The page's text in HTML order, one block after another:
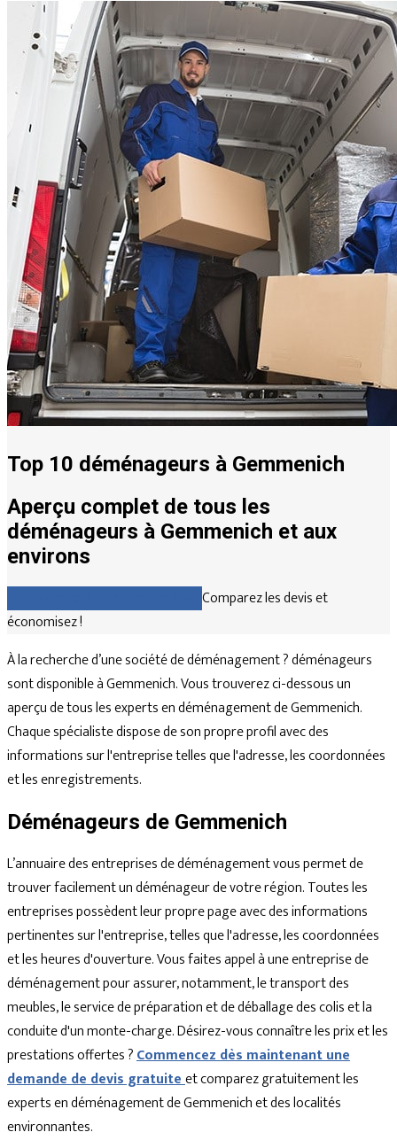
Top 10 déménageurs à Gemmenich
Aperçu complet de tous les
déménageurs à Gemmenich et aux
environs
Comparez les devis et
économisez !
À la recherche d’une société de déménagement ? déménageurs
sont disponible à Gemmenich. Vous trouverez ci-dessous un
aperçu de tous les experts en déménagement de Gemmenich.
Chaque spécialiste dispose de son propre profil avec des
informations sur l'entreprise telles que l'adresse, les coordonnées
et les enregistrements.
Déménageurs de Gemmenich
L’annuaire des entreprises de déménagement vous permet de
trouver facilement un déménageur de votre région. Toutes les
entreprises possèdent leur propre page avec des informations
pertinentes sur l'entreprise, telles que l'adresse, les coordonnées
et les heures d'ouverture. Vous faites appel à une entreprise de
déménagement pour assurer, notamment, le transport des
meubles, le service de préparation et de déballage des colis et la
conduite d'un monte-charge. Désirez-vous connaître les prix et les
prestations offertes ?Commencez dès maintenant une
demande de devis gratuiteet comparez gratuitement les
experts en déménagement de Gemmenich et des localités
environnantes.